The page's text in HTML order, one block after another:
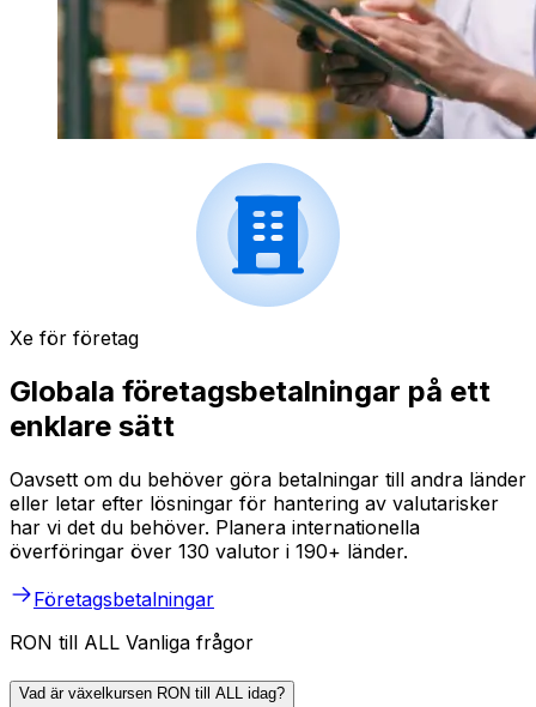
Xe för företag
Globala företagsbetalningar på ett
enklare sätt
Oavsett om du behöver göra betalningar till andra länder
eller letar efter lösningar för hantering av valutarisker
har vi det du behöver. Planera internationella
överföringar över 130 valutor i 190+ länder.
Företagsbetalningar
RON till ALL Vanliga frågor
Vad är växelkursen RON till ALL idag?